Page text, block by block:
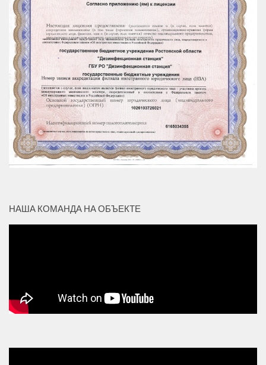
НАША КОМАНДА НА ОБЪЕКТЕ